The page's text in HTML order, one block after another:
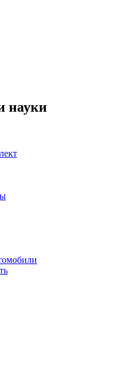
науки